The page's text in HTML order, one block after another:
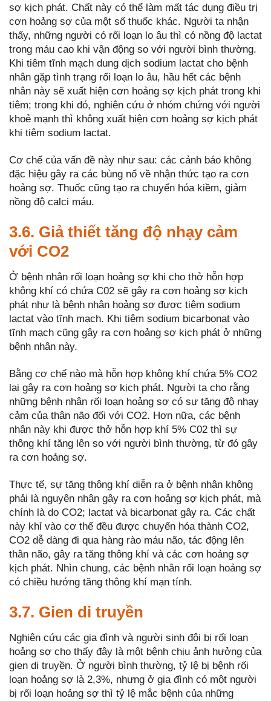
sợ kịch phát. Chất này có thể làm mất tác dụng điều trị
cơn hoảng sợ của một số thuốc khác. Người ta nhận
thấy, những người có rối loạn lo âu thì có nồng độ lactat
trong máu cao khi vận động so với người bình thường.
Khi tiêm tĩnh mạch dung dịch sodium lactat cho bệnh
nhân gặp tình trạng rối loạn lo âu, hầu hết các bệnh
nhân này sẽ xuất hiện cơn hoảng sợ kịch phát trong khi
tiêm; trong khi đó, nghiên cứu ở nhóm chứng với người
khoẻ mạnh thì không xuất hiện cơn hoảng sợ kịch phát
khi tiêm sodium lactat.
Cơ chế của vấn đề này như sau: các cảnh báo không
đặc hiệu gây ra các bùng nổ về nhận thức tạo ra cơn
hoảng sợ. Thuốc cũng tạo ra chuyển hóa kiềm, giảm
nồng độ calci máu.
3.6. Giả thiết tăng độ nhạy cảm
với CO2
Ở bệnh nhân rối loạn hoảng sợ khi cho thở hỗn hợp
không khí có chứa C02 sẽ gây ra cơn hoảng sợ kịch
phát như là bệnh nhân hoảng sợ được tiêm sodium
lactat vào tĩnh mạch. Khi tiêm sodium bicarbonat vào
tĩnh mạch cũng gây ra cơn hoảng sợ kịch phát ở những
bệnh nhân này.
Bằng cơ chế nào mà hỗn hợp không khí chứa 5% CO2
lại gây ra cơn hoảng sợ kịch phát. Người ta cho rằng
những bệnh nhân rối loạn hoảng sợ có sự tăng độ nhạy
cảm của thân não đối với CO2. Hơn nữa, các bệnh
nhân này khi được thở hỗn hợp khí 5% C02 thì sự
thông khí tăng lên so với người bình thường, từ đó gây
ra cơn hoảng sợ.
Thực tế, sự tăng thông khí diễn ra ở bệnh nhân không
phải là nguyên nhân gây ra cơn hoảng sợ kịch phát, mà
chính là do CO2; lactat và bicarbonat gây ra. Các chất
này khỉ vào cơ thể đều được chuyển hóa thành CO2,
CO2 dễ dàng đi qua hàng rào máu não, tác động lên
thân não, gây ra tăng thông khí và các cơn hoảng sợ
kịch phát. Nhìn chung, các bệnh nhân rối loạn hoảng sợ
có chiều hướng tăng thông khí mạn tính.
3.7. Gien di truyền
Nghiên cứu các gia đình và người sinh đôi bị rối loạn
hoảng sợ cho thấy đây là một bệnh chịu ảnh hưởng của
gien di truyền. Ở người bình thường, tỷ lệ bị bệnh rối
loạn hoảng sợ là 2,3%, nhưng ở gia đình có một người
bị rối loạn hoảng sợ thì tỷ lệ mắc bệnh của những